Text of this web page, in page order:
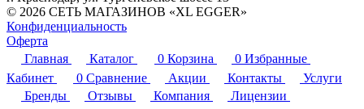
© 2026 СЕТЬ МАГАЗИНОВ «XL EGGER»
Конфиденциальность
Оферта
Главная
Каталог 0 Корзина 0 Избранные
Кабинет
0 Сравнение Акции Контакты
Услуги
Бренды
Отзывы Компания
Лицензии